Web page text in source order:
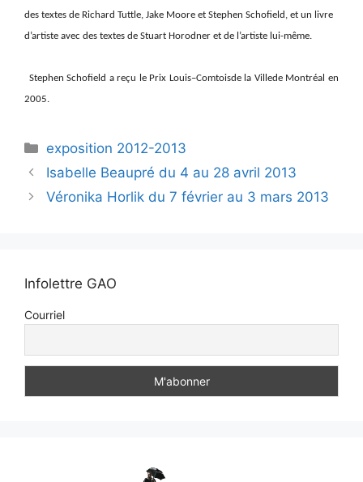
des textes de Richard Tuttle, Jake Moore et Stephen Schofield, et un livre
d’artiste avec des textes de Stuart Horodner et de l’artiste lui-même.
Stephen Schofield areçu lePrix Louis–Comtoisde la Villede Montréal en
2005.
exposition 2012-2013
Isabelle Beaupré du 4 au 28 avril 2013
Véronika Horlik du 7 février au 3 mars 2013
Infolettre GAO
Courriel